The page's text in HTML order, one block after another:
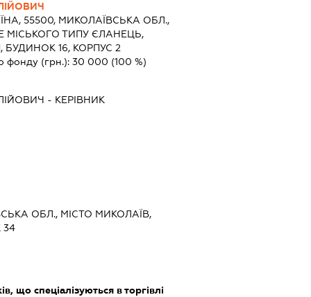
55500, МИКОЛАЇВСЬКА ОБЛ.,
ТИПУ ЄЛАНЕЦЬ,
16, КОРПУС 2
фонду (грн.): 30 000 (100 %)
- КЕРІВНИК
ОБЛ., МІСТО МИКОЛАЇВ,
34
що спеціалізуються в торгівлі